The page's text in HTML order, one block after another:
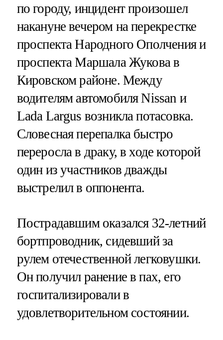
по городу, инцидент произошел
накануне вечером на перекрестке
проспекта Народного Ополчения и
проспекта Маршала Жукова в
Кировском районе. Между
водителям автомобиля Nissan и
Lada Largus возникла потасовка.
Словесная перепалка быстро
переросла в драку, в ходе которой
один из участников дважды
выстрелил в оппонента.
Пострадавшим оказался 32-летний
бортпроводник, сидевший за
рулем отечественной легковушки.
Он получил ранение в пах, его
госпитализировали в
удовлетворительном состоянии.